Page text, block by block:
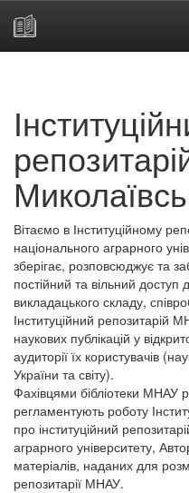
Вітаємо в Інституційному
національного аграрного
зберігає, розповсюджує та
постійний та вільний
викладацького складу,
Інституційний
наукових публікацій у
аудиторії їх користувачів
України та світу).
Фахівцями бібліотеки МНАУ
регламентують роботу
про інституційний
аграрного університету,
матеріалів, наданих для
репозитарії МНАУ.